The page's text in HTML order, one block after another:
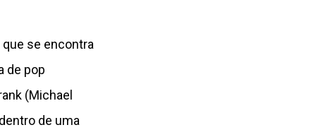
se encontra
de pop
(Michael
de uma